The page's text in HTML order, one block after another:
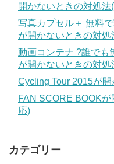
開かないときの対処
写真カプセル＋ 無料
が開かないときの対
動画コンテナ ?誰でも
が開かないときの対
Cycling Tour 2015が
FAN SCORE BOOK
応)
カテゴリー